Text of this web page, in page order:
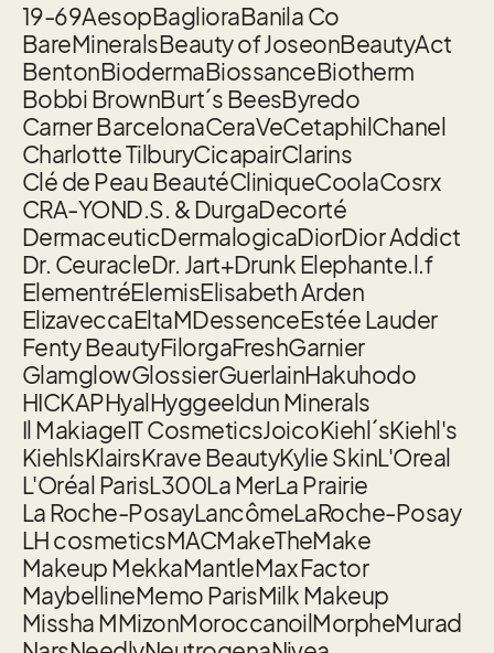
19-69AesopBaglioraBanila Co
BareMineralsBeauty of JoseonBeautyAct
BentonBiodermaBiossanceBiotherm
Bobbi BrownBurt´s BeesByredo
Carner BarcelonaCeraVeCetaphilChanel
Charlotte TilburyCicapairClarins
Clé de Peau BeautéCliniqueCoolaCosrx
CRA-YOND.S. & DurgaDecorté
DermaceuticDermalogicaDiorDior Addict
Dr. CeuracleDr. Jart+Drunk Elephante.l.f
ElementréElemisElisabeth Arden
ElizaveccaEltaMDessenceEstée Lauder
Fenty BeautyFilorgaFreshGarnier
GlamglowGlossierGuerlainHakuhodo
HICKAPHyalHyggeeIdun Minerals
Il MakiageIT CosmeticsJoicoKiehl´sKiehl's
KiehlsKlairsKrave BeautyKylie SkinL'Oreal
L'Oréal ParisL300La MerLa Prairie
La Roche-PosayLancômeLaRoche-Posay
LH cosmeticsMACMakeTheMake
Makeup MekkaMantleMax Factor
MaybellineMemo ParisMilk Makeup
Missha MMizonMoroccanoilMorpheMurad